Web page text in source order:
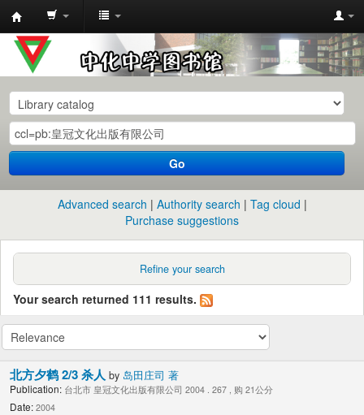
中
化
中
学
图
书
馆
目
Go
Advanced search Authority search
Tag cloud
Purchase suggestions
Refine your search
Your search returned 111 results.
北方夕鹤 2/3 杀人by 岛田庄司 著
Publication: 台北市 皇冠文化出版有限公司 2004 . 267 , 购 21公分
Date: 2004